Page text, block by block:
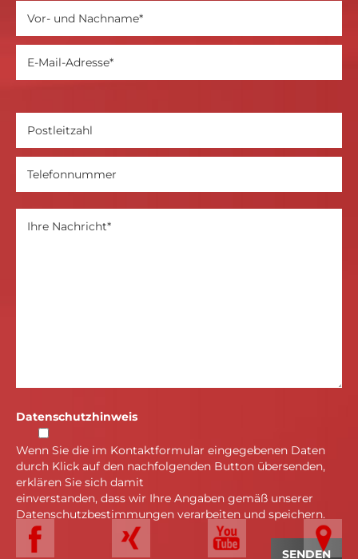
Datenschutzhinweis
Wenn Sie die im Kontaktformular eingegebenen Daten
durch Klick auf den nachfolgenden Button übersenden,
erklären Sie sich damit
einverstanden, dass wir Ihre Angaben gemäß unserer
Datenschutzbestimmungen verarbeiten und speichern.